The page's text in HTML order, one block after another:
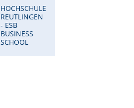
HOCHSCHULE
REUTLINGEN
- ESB
BUSINESS
SCHOOL